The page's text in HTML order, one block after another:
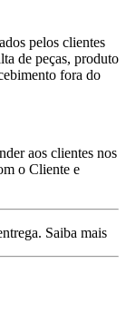
pelos clientes
de peças, produto
fora do
aos clientes nos
o Cliente e
Saiba mais